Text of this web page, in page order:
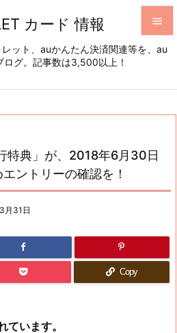
カード 情報
ット、auかんたん決済関連等を、au
グ。記事数は3,500以上！





特典」が、2018年6月30日
ントリーの確認を！
月31日
Copy
ています。